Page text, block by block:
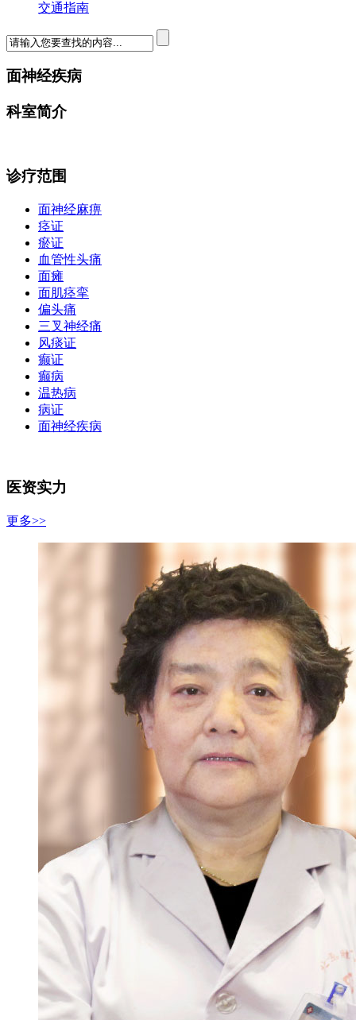
交通指南
面神经疾病
科室简介
诊疗范围
面神经麻痹
痉证
瘀证
血管性头痛
面瘫
面肌痉挛
偏头痛
三叉神经痛
风痰证
癫证
癫病
温热病
病证
面神经疾病
医资实力
更多>>